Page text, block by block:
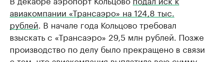
авиакомпании «Трансаэро» на 124,8 тыс.
рублей . В начале года Кольцово требовал
взыскать с «Трансаэро» 29,5 млн рублей. Позже
производство по делу было прекращено в связи